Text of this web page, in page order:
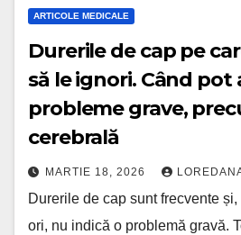
ARTICOLE MEDICALE
Durerile de cap pe
să le ignori. Când pot
probleme grave,
cerebrală
MARTIE 18, 2026
Durerile de cap sunt frecvente
ori, nu indică o problemă gravă.